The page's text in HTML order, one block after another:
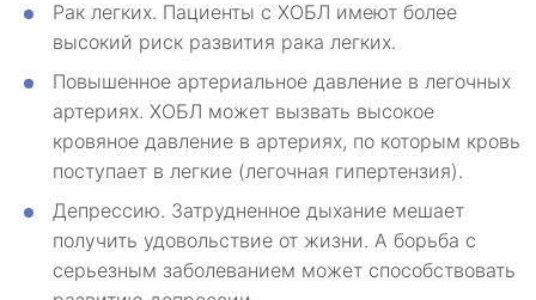
Рак легких. Пациенты с ХОБЛ имеют более
высокий риск развития рака легких.
Повышенное артериальное давление в легочных
артериях. ХОБЛ может вызвать высокое
кровяное давление в артериях, по которым кровь
поступает в легкие (легочная гипертензия).
Депрессию. Затрудненное дыхание мешает
получить удовольствие от жизни. А борьба с
серьезным заболеванием может способствовать